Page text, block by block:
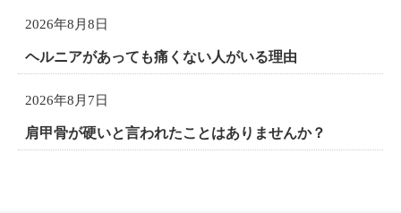
2026年8月8日
ヘルニアがあっても痛くない人がいる理由
2026年8月7日
肩甲骨が硬いと言われたことはありませんか？